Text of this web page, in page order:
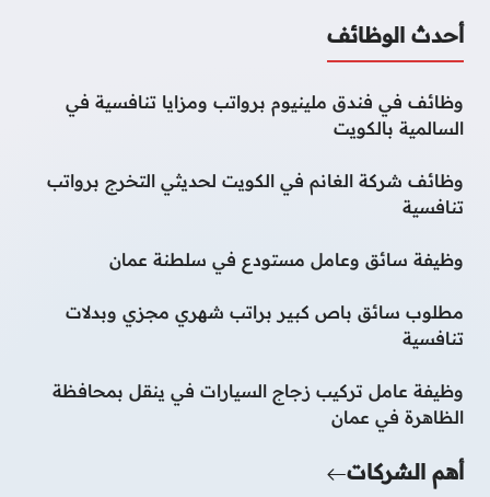
أحدث الوظائف
وظائف في فندق ملينيوم برواتب ومزايا تنافسية في
السالمية بالكويت
وظائف شركة الغانم في الكويت لحديثي التخرج برواتب
تنافسية
وظيفة سائق وعامل مستودع في سلطنة عمان
مطلوب سائق باص كبير براتب شهري مجزي وبدلات
تنافسية
وظيفة عامل تركيب زجاج السيارات في ينقل بمحافظة
الظاهرة في عمان
أهم الشركات